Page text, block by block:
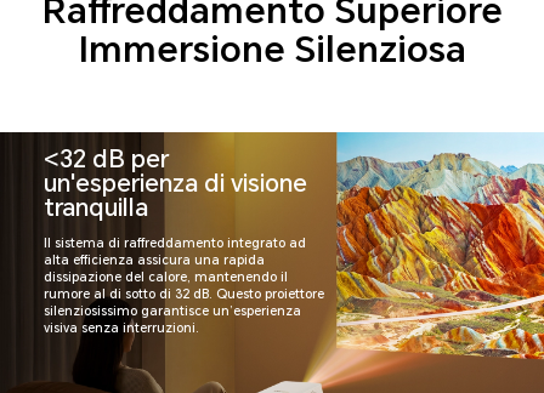
Raffreddamento Superiore
Immersione Silenziosa
<32 dB per
un'esperienza di visione
tranquilla
Il sistema di raffreddamento integrato ad
alta efficienza assicura una rapida
dissipazione del calore, mantenendo il
rumore al di sotto di 32 dB. Questo proiettore
silenziosissimo garantisce un’esperienza
visiva senza interruzioni.